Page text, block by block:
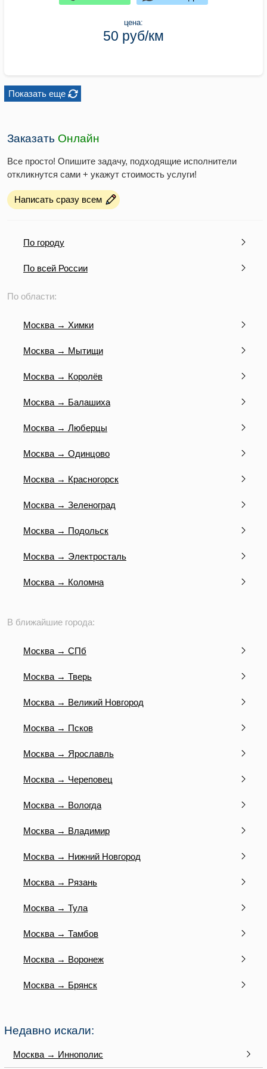
цена:
50 руб/км
Показать еще
Заказать Онлайн
Все просто! Опишите задачу, подходящие исполнители
откликнутся сами + укажут стоимость услуги!
Написать сразу всем
По городу
По всей России
По области:
Москва → Химки
Москва → Мытищи
Москва → Королёв
Москва → Балашиха
Москва → Люберцы
Москва → Одинцово
Москва → Красногорск
Москва → Зеленоград
Москва → Подольск
Москва → Электросталь
Москва → Коломна
В ближайшие города:
Москва → СПб
Москва → Тверь
Москва → Великий Новгород
Москва → Псков
Москва → Ярославль
Москва → Череповец
Москва → Вологда
Москва → Владимир
Москва → Нижний Новгород
Москва → Рязань
Москва → Тула
Москва → Тамбов
Москва → Воронеж
Москва → Брянск
Недавно искали:
Москва → Иннополис